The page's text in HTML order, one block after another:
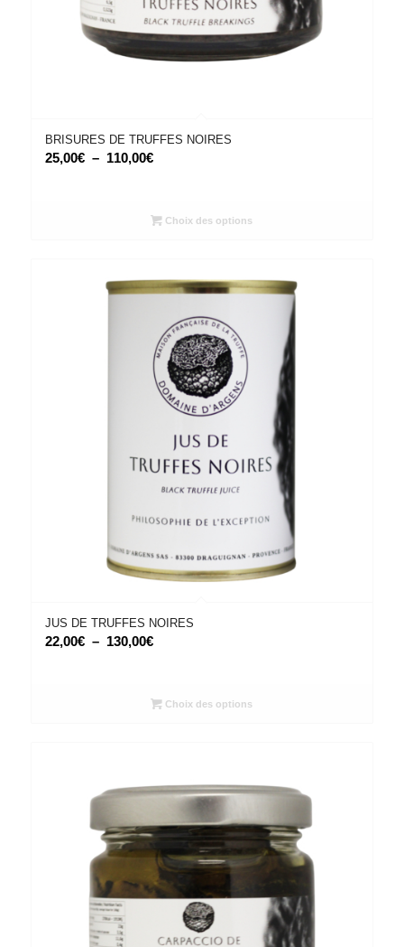
BRISURES DE TRUFFES NOIRES
25,00€ – 110,00€Plage
25,00€
Choix des options
JUS DE TRUFFES NOIRES
22,00€ – 130,00€Plage
22,00€
Choix des options